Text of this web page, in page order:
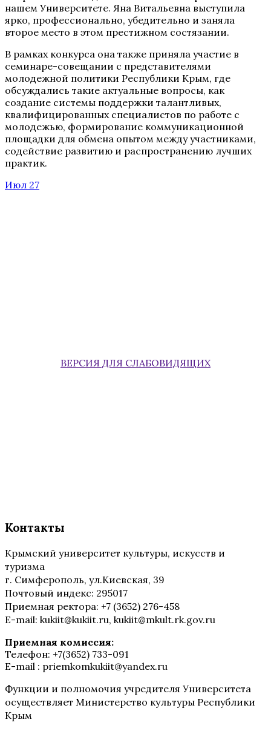
нашем Университете. Яна Витальевна выступила
ярко, профессионально, убедительно и заняла
второе место в этом престижном состязании.
В рамках конкурса она также приняла участие в
семинаре-совещании с представителями
молодежной политики Республики Крым, где
обсуждались такие актуальные вопросы, как
создание системы поддержки талантливых,
квалифицированных специалистов по работе с
молодежью, формирование коммуникационной
площадки для обмена опытом между участниками,
содействие развитию и распространению лучших
практик.
Июл 27
ВЕРСИЯ ДЛЯ СЛАБОВИДЯЩИХ
Контакты
Крымский университет культуры, искусств и
туризма
г. Симферополь, ул.Киевская, 39
Почтовый индекс: 295017
Приемная ректора: +7 (3652) 276-458
E-mail: kukiit@kukiit.ru, kukiit@mkult.rk.gov.ru
Приемная комиссия:
Телефон: +7(3652) 733-091
E-mail : priemkomkukiit@yandex.ru
Функции и полномочия учредителя Университета
осуществляет Министерство культуры Республики
Крым